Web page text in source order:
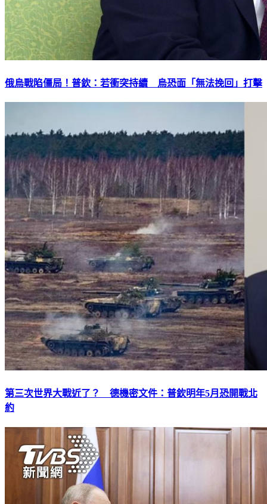
俄烏戰陷僵局！普欽：若衝突持續 烏恐面「無法挽回」打擊
第三次世界大戰近了？ 德機密文件：普欽明年5月恐開戰北
約